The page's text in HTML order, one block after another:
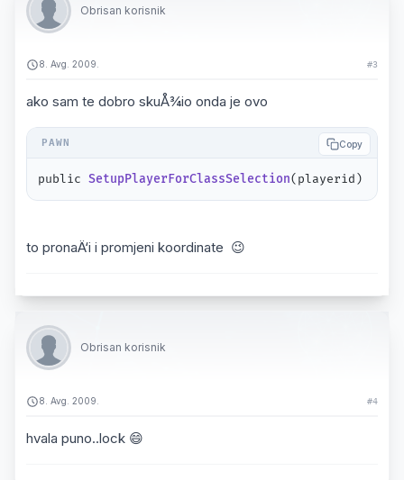
Obrisan korisnik
8. Avg. 2009. #3
ako sam te dobro skuÅ¾io onda je ovo
public SetupPlayerForClassSelection(playerid)
Copy
to pronaÄ‘i i promjeni koordinate 😉
Obrisan korisnik
8. Avg. 2009. #4
hvala puno..lock 😄